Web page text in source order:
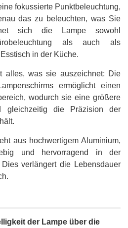
fokussierte Punktbeleuchtung,
das zu beleuchten, was Sie
sich die Lampe sowohl
als auch als
in der Küche.
alles, was sie auszeichnet: Die
ermöglicht einen
wodurch sie eine größere
gleichzeitig die Präzision der
aus hochwertigem Aluminium,
und hervorragend in der
verlängert die Lebensdauer
der Lampe über die